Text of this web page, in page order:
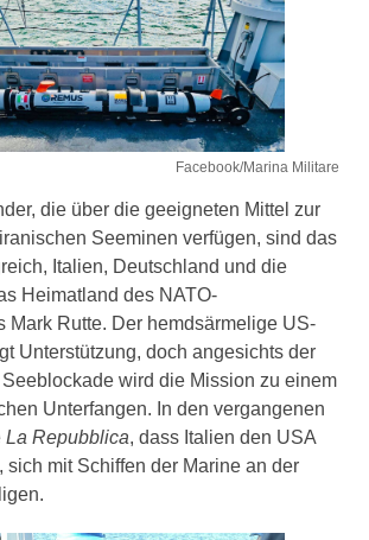
Facebook/Marina Militare
die über die geeigneten Mittel zur
Seeminen verfügen, sind das
Italien, Deutschland und die
Heimatland des NATO-
Mark Rutte. Der hemdsärmelige US-
Unterstützung, doch angesichts der
wird die Mission zu einem
Unterfangen. In den vergangenen
La Repubblica, dass Italien den USA
sich mit Schiffen der Marine an der